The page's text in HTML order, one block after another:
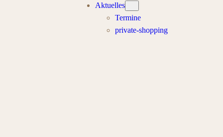
Aktuelles
Termine
private-shopping